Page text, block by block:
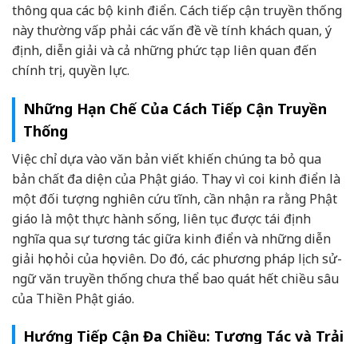
thông qua các bộ kinh điển. Cách tiếp cận truyền thống
này thường vấp phải các vấn đề về tính khách quan, ý
định, diễn giải và cả những phức tạp liên quan đến
chính trị, quyền lực.
Những Hạn Chế Của Cách Tiếp Cận Truyền
Thống
Việc chỉ dựa vào văn bản viết khiến chúng ta bỏ qua
bản chất đa diện của Phật giáo. Thay vì coi kinh điển là
một đối tượng nghiên cứu tĩnh, cần nhận ra rằng Phật
giáo là một thực hành sống, liên tục được tái định
nghĩa qua sự tương tác giữa kinh điển và những diễn
giải học hỏi của học viên. Do đó, các phương pháp lịch sử-
ngữ văn truyền thống chưa thể bao quát hết chiều sâu
của Thiền Phật giáo.
Hướng Tiếp Cận Đa Chiều: Tương Tác và Trải